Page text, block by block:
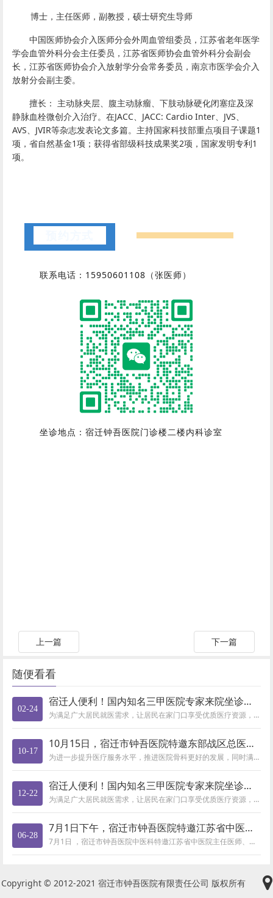
博士，主任医师，副教授，硕士研究生导师
中国医师协会介入医师分会外周血管组委员，江苏省老年医学
学会血管外科分会主任委员，江苏省医师协会血管外科分会副会
长，江苏省医师协会介入放射学分会常务委员，南京市医学会介入
放射分会副主委。
擅长： 主动脉夹层、腹主动脉瘤、下肢动脉硬化闭塞症及深
静脉血栓微创介入治疗。在JACC、JACC: Cardio Inter、JVS、
AVS、JVIR等杂志发表论文多篇。主持国家科技部重点项目子课题1
项，省自然基金1项；获得省部级科技成果奖2项，国家发明专利1
项。
联系电话： 15950601108（张医师）
坐诊地点：宿迁钟吾医院门诊楼二楼内科诊室
上一篇 下一篇
随便看看
02-24
宿迁人便利！国内知名三甲医院专家来院坐诊，快预约（2月24日
为满足广大居民就医需求，让居民在家门口享受优质医疗资源，市钟吾医院定期邀请省内外知名专家来院坐诊，有需要的市民朋友可通过...
10-17
10月15日，宿迁市钟吾医院特邀东部战区总医院赵建宁教授专家
为进一步提升医疗服务水平，推进医院骨科更好的发展，同时满足周边群众的就医需求，让骨关节炎患者在各阶段都能得到标准、规范、...
12-22
宿迁人便利！国内知名三甲医院专家来院坐诊，快预约（12月22
为满足广大居民就医需求，让居民在家门口享受优质医疗资源，市钟吾医院定期邀请省内外知名专家来院坐诊，有需要的市民朋友可通过...
06-28
7月1日下午，宿迁市钟吾医院特邀江苏省中医院内分泌科王旭教授
7月1日 ，宿迁市钟吾医院中医科特邀江苏省中医院主任医师、南京中医药大学教授、博士生导师王旭来院坐诊，现场为您把脉开方。...
Copyright © 2012-2021 宿迁市钟吾医院有限责任公司 版权所有